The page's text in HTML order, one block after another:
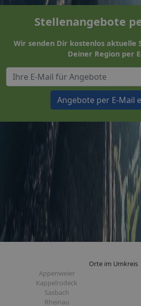
Stellenangebote
Wir senden Dir kostenlos aktuelle
Deiner Region per
Angebote per E-Mail
Orte im Umkreis
Appenweier
Kappelrodeck
Sasbach
Rheinau